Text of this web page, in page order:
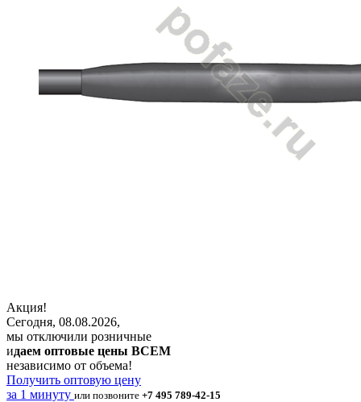
Акция!
Сегодня, 08.08.2026,
мы отключили розничные
идаем оптовые цены ВСЕМ
независимо от объема!
Получить оптовую цену
за 1 минуту или позвоните +7 495 789-42-15